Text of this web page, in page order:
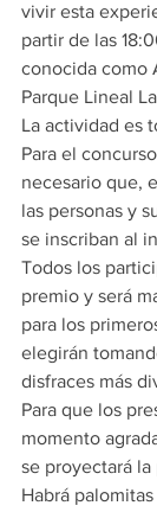
vivir esta
partir de las
conocida como
Parque Lineal
La actividad es
Para el
necesario que,
las personas y
se inscriban al
Todos los
premio y será
para los
elegirán
disfraces más
Para que los
momento
se proyectará
Habrá